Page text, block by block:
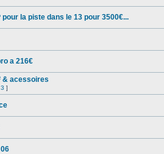
pour la piste dans le 13 pour 3500€...
a 216€
& acessoires
3 ]